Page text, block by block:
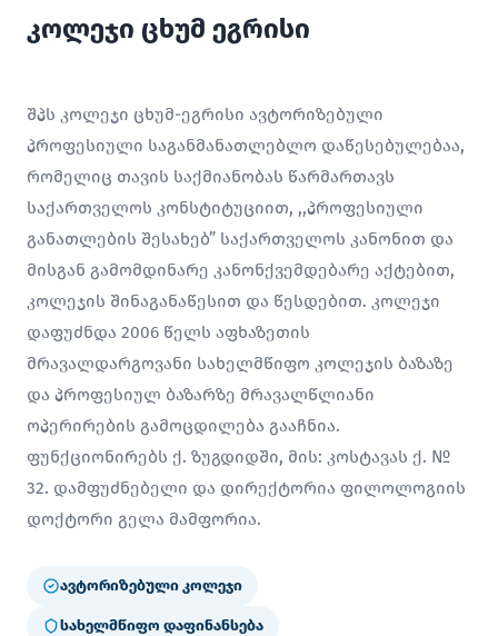
კოლეჯი ცხუმ ეგრისი
შპს კოლეჯი ცხუმ-ეგრისი ავტორიზებული
პროფესიული საგანმანათლებლო დაწესებულებაა,
რომელიც თავის საქმიანობას წარმართავს
საქართველოს კონსტიტუციით, ,,პროფესიული
განათლების შესახებ” საქართველოს კანონით და
მისგან გამომდინარე კანონქვემდებარე აქტებით,
კოლეჯის შინაგანაწესით და წესდებით. კოლეჯი
დაფუძნდა 2006 წელს აფხაზეთის
მრავალდარგოვანი სახელმწიფო კოლეჯის ბაზაზე
და პროფესიულ ბაზარზე მრავალწლიანი
ოპერირების გამოცდილება გააჩნია.
ფუნქციონირებს ქ. ზუგდიდში, მის: კოსტავას ქ. №
32. დამფუძნებელი და დირექტორია ფილოლოგიის
დოქტორი გელა მამფორია.
ავტორიზებული კოლეჯი
სახელმწიფო დაფინანსება